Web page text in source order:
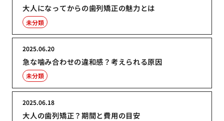
大人になってからの歯列矯正の魅力とは
未分類
急な噛み合わせの違和感？考えられる原因
2025.06.20
未分類
大人の歯列矯正？期間と費用の目安
2025.06.18